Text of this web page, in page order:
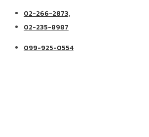
02-266-2873,
02-235-8987
099-925-0554